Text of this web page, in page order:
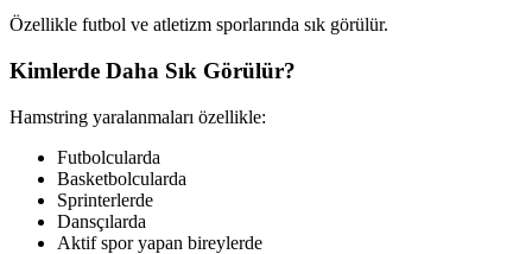
Özellikle futbol ve atletizm sporlarında sık görülür.
Kimlerde Daha Sık Görülür?
Hamstring yaralanmaları özellikle:
Futbolcularda
Basketbolcularda
Sprinterlerde
Dansçılarda
Aktif spor yapan bireylerde